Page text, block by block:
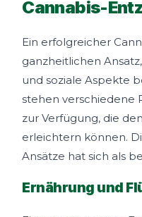
Cannabis-
Ein erfolgreicher
ganzheitlichen
und soziale Aspekte
stehen verschiedene
zur Verfügung, die
erleichtern können.
Ansätze hat sich als
Ernährung und